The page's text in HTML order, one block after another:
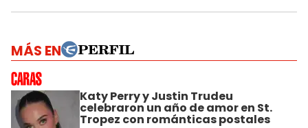
MÁS EN
Katy Perry y Justin Trudeu
celebraron un año de amor en St.
Tropez con románticas postales